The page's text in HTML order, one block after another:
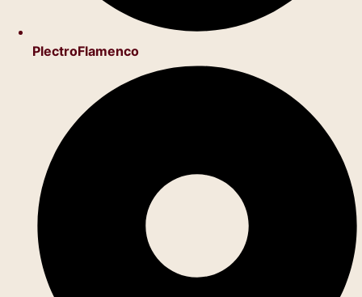
PlectroFlamenco